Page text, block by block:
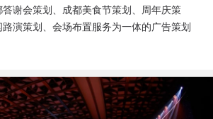
谢会策划、成都美食节策划、周年庆策
演策划、会场布置服务为一体的广告策划